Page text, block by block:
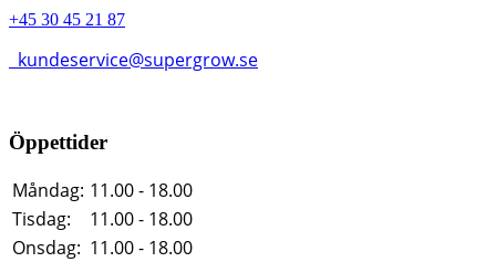
+45 30 45 21 87
kundeservice@supergrow.se
Öppettider
Måndag: 11.00 - 18.00
Tisdag:
11.00 - 18.00
Onsdag: 11.00 - 18.00